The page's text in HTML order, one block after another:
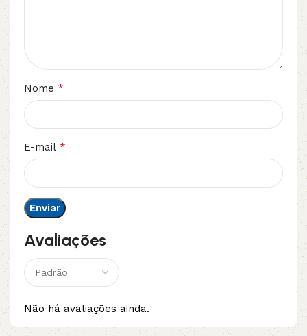
Avaliações
Não há avaliações ainda.
Nome *
E-mail *